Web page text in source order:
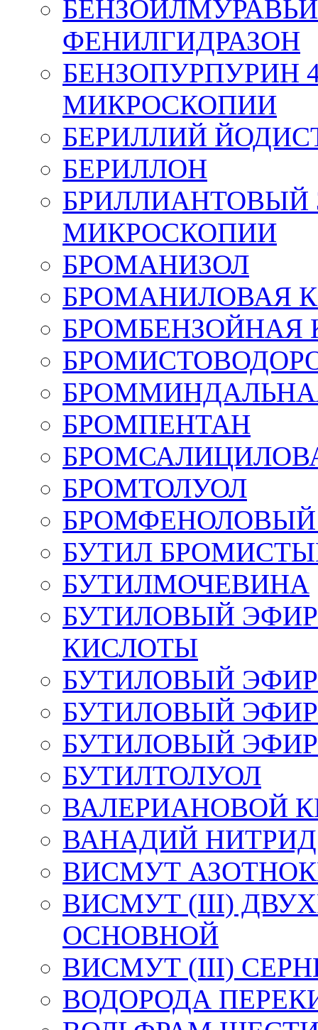
ФЕНИЛГИДРАЗОН
БЕНЗОПУРПУРИН
МИКРОСКОПИИ
БЕРИЛЛИЙ
БЕРИЛЛОН
БРИЛЛИАНТОВЫЙ
МИКРОСКОПИИ
БРОМАНИЗОЛ
БРОМАНИЛОВАЯ
БРОМБЕНЗОЙНАЯ
БРОМПЕНТАН
БРОМТОЛУОЛ
БУТИЛ
БУТИЛМОЧЕВИНА
БУТИЛОВЫЙ
КИСЛОТЫ
БУТИЛОВЫЙ ЭФИР
БУТИЛОВЫЙ
БУТИЛОВЫЙ
БУТИЛТОЛУОЛ
ВАЛЕРИАНОВОЙ
ВАНАДИЙ НИТРИД
ВИСМУТ
ВИСМУТ (III)
ОСНОВНОЙ
ВИСМУТ (III)
ВОДОРОДА